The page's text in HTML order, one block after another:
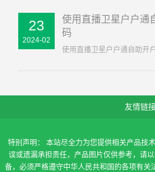
23
2024-02
使用直播卫星户户通
码
使用直播卫星户户通自助开
友情链
特别声明： 本站尽全力为您提供相关产品技
误或遗漏承担责任，产品图片仅供参考，请
备，必须严格遵守中华人民共和国的各项有关